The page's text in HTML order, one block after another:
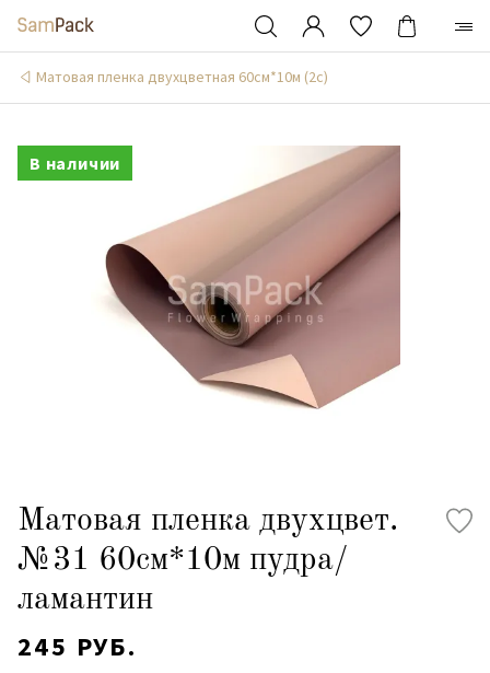
Матовая пленка двухцветная 60см*10м (2c)
В наличии
Матовая пленка двухцвет.
№31 60см*10м пудра/
ламантин
245 РУБ.